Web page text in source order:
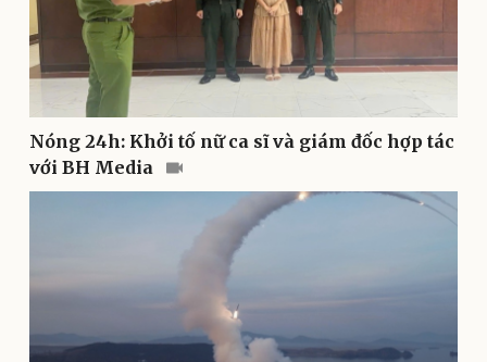
Cây thuốc
Sản phụ khoa
Nhi khoa
Nam khoa
Làm đẹp - giảm cân
Ăn sạch sống khỏe
Blog
Tình yêu - Gia đình
Nóng 24h: Khởi tố nữ ca sĩ và giám đốc hợp tác
với BH Media